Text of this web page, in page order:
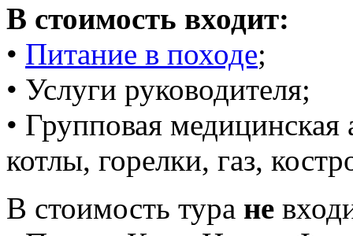
В стоимость входит:
• Питание в походе;
• Услуги руководителя;
• Групповая
котлы, горелки, газ,
В стоимость тура не